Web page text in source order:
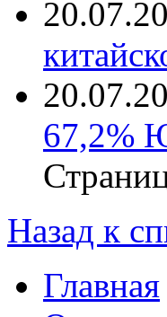
67,2%
Назад к
Главная